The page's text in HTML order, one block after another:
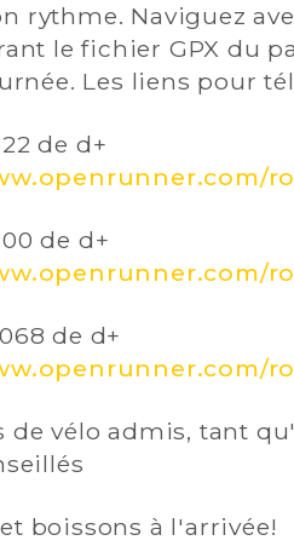
rythme. Naviguez
le fichier GPX du
Les liens pour
de d+
de d+
de d+
de vélo admis, tant
boissons à l'arrivée!